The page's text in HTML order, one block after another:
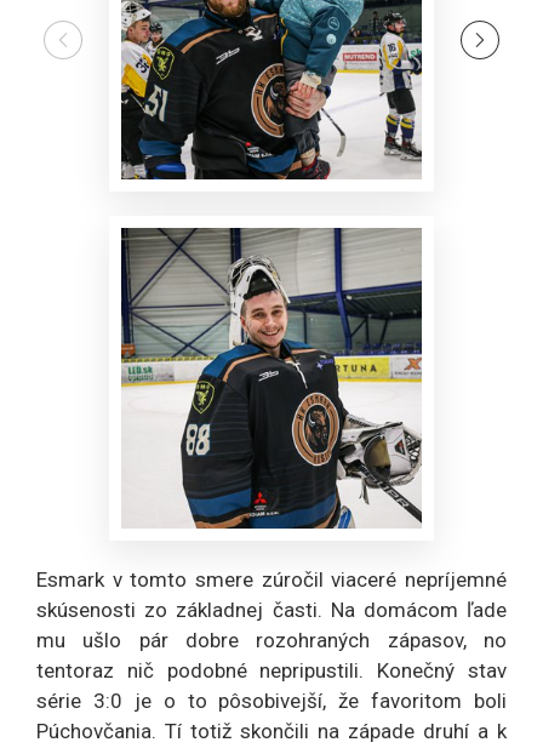
Esmark v tomto smere zúročil viaceré nepríjemné
skúsenosti zo základnej časti. Na domácom ľade
mu ušlo pár dobre rozohraných zápasov, no
tentoraz nič podobné nepripustili. Konečný stav
série 3:0 je o to pôsobivejší, že favoritom boli
Púchovčania. Tí totiž skončili na západe druhí a k